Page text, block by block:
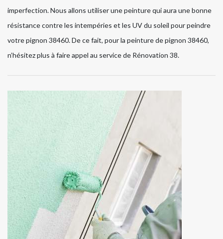
imperfection. Nous allons utiliser une peinture qui aura une bonne
résistance contre les intempéries et les UV du soleil pour peindre
votre pignon 38460. De ce fait, pour la peinture de pignon 38460,
n’hésitez plus à faire appel au service de Rénovation 38.